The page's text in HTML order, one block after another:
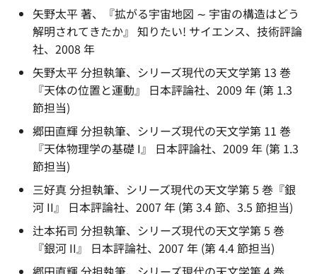
矢野太平 著、『拡がる宇宙地図 ∼ 宇宙の構造はどう
解明されてきたか』 知りたい! サイエンス、技術評論
社、2008 年
矢野太平 分担執筆、シリーズ現代の天文学第 13 巻
『天体の位置と運動』 日本評論社、2009 年 (第 1.3
節担当)
郷田直輝 分担執筆、シリーズ現代の天文学第 11 巻
『天体物理学の基礎 I』 日本評論社、2009 年 (第 1.3
節担当)
三好真 分担執筆、シリーズ現代の天文学第 5 巻『銀
河 II』 日本評論社、2007 年 (第 3.4 節、3.5 節担当)
辻本拓司 分担執筆、シリーズ現代の天文学第 5 巻
『銀河 II』 日本評論社、2007 年 (第 4.4 節担当)